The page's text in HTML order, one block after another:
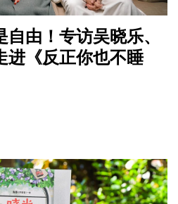
由！专访吴晓乐、
进《反正你也不睡